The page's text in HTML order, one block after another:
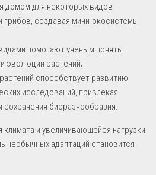
домом для некоторых видов
грибов, создавая мини-экосистемы
помогают учёным понять
эволюции растений;
способствует развитию
исследований, привлекая
биоразнообразия.
и увеличивающейся нагрузки
необычных адаптаций становится